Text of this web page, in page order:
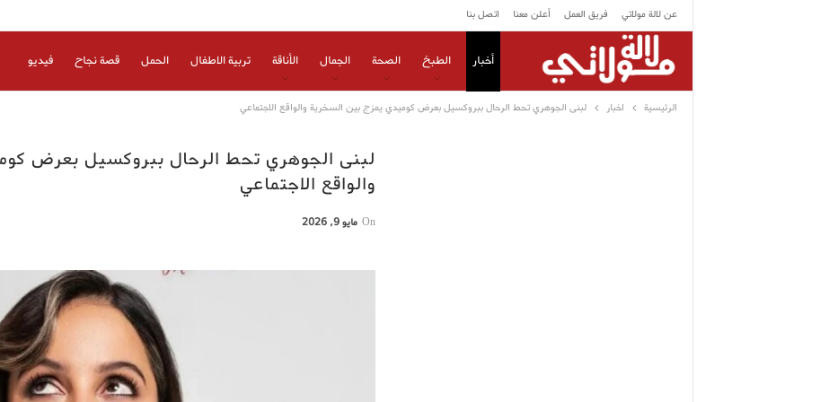
عن لالة مولاتي فريق العمل أعلن معنا اتصل بنا
أخبار الطبخ الصحة الجمال الأناقة تربية الاطفال الحمل قصة نجاح فيديو
الرئيسية اخبار لبنى الجوهري تحط الرحال ببروكسيل بعرض كوميدي يمزج بين السخرية والواقع الاجتماعي
لبنى الجوهري تحط الرحال ببروكسيل بعرض
والواقع الاجتماعي
On مايو 9, 2026